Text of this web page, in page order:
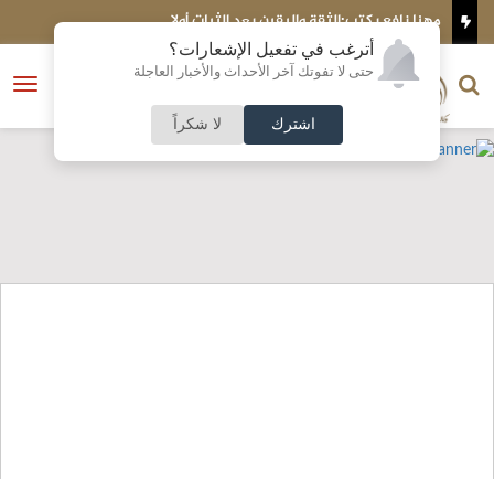
أترغب في تفعيل الإشعارات؟
حتى لا تفوتك آخر الأحداث والأخبار العاجلة
اشترك لا شكراً
بعد الثبات أولا صادرات صناعة عمّان تكسر حاجز 4 مليارات دينار في 7 أشهر
فتح
الناشر و رئيس التحرير
النسخة الكاملة